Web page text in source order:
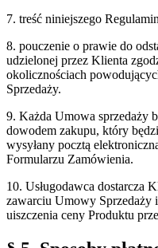
7. treść niniejszego
8. pouczenie o prawie do
udzielonej przez Klienta
okolicznościach
Sprzedaży.
9. Każda Umowa sprzedaży
dowodem zakupu, który
wysyłany pocztą
Formularzu Zamówienia.
10. Usługodawca dostarcza
zawarciu Umowy Sprzedaży
uiszczenia ceny Produktu